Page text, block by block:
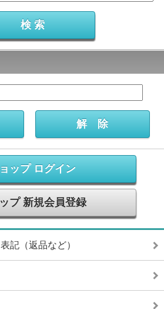
ップ ログイン
プ 新規会員登録
記（返品など）